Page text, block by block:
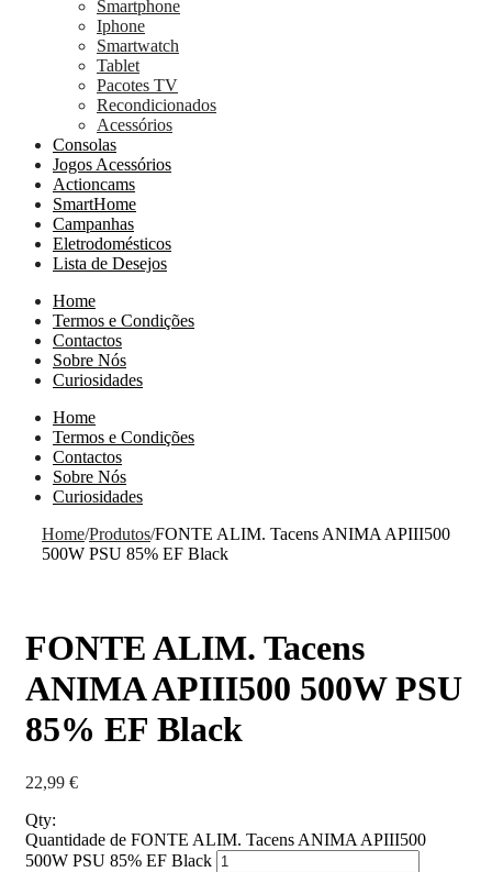
Smartphone
Iphone
Smartwatch
Tablet
Pacotes TV
Recondicionados
Acessórios
Consolas
Jogos Acessórios
Actioncams
SmartHome
Campanhas
Eletrodomésticos
Lista de Desejos
Home
Termos e Condições
Contactos
Sobre Nós
Curiosidades
Home
Termos e Condições
Contactos
Sobre Nós
Curiosidades
Home/Produtos/FONTE ALIM. Tacens ANIMA APIII500
500W PSU 85% EF Black
FONTE ALIM. Tacens
ANIMA APIII500 500W PSU
85% EF Black
22,99 €
Qty:
Quantidade de FONTE ALIM. Tacens ANIMA APIII500
500W PSU 85% EF Black